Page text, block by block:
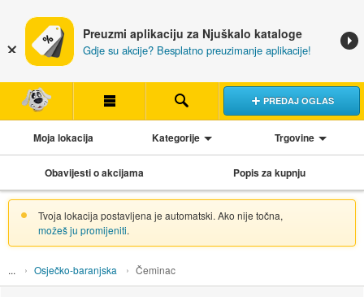
Preuzmi aplikaciju za Njuškalo kataloge
Gdje su akcije? Besplatno preuzimanje aplikacije!
PREDAJ OGLAS
Moja lokacija Kategorije Trgovine
Obavijesti o akcijama Popis za kupnju
Tvoja lokacija postavljena je automatski. Ako nije točna,
možeš ju promijeniti.
Osječko-baranjska Čeminac